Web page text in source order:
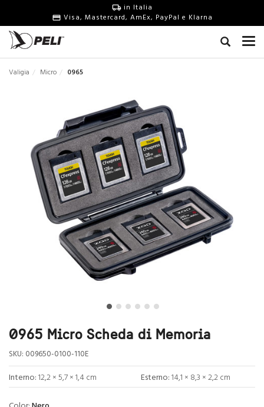
in Italia
Visa, Mastercard, AmEx, PayPal e Klarna
Valigia Micro 0965
0965 Micro Scheda di Memoria
SKU: 009650-0100-110E
Interno:12,2 × 5,7 × 1,4 cm Esterno:14,1 × 8,3 × 2,2 cm